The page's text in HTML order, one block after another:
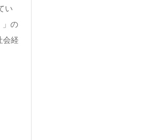
い
」の
会経